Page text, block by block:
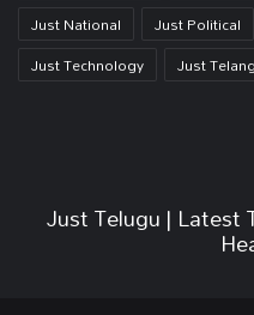
Just National
Just Political
Just Technology
Just
Just Telugu | Latest